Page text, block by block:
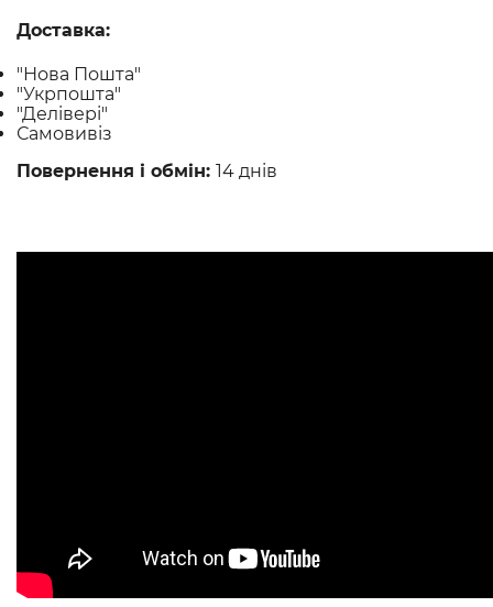
Доставка:
"Нова Пошта"
"Укрпошта"
"Делівері"
Самовивіз
Повернення і обмін: 14 днів